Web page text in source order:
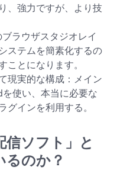
、強力ですが、より技
ラウザスタジオレイ
ステムを簡素化するの
ことになります。
現実的な構成：メイン
使い、本当に必要な
グインを利用する。
信ソフト」と
るのか？